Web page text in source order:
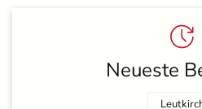
Neueste